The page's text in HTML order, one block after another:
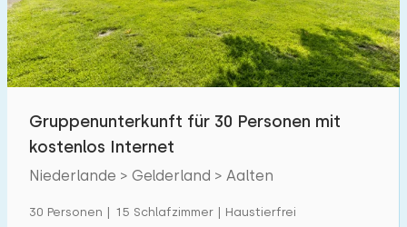
Gruppenunterkunft für 30 Personen mit
kostenlos Internet
Niederlande > Gelderland > Aalten
30 Personen | 15 Schlafzimmer | Haustierfrei